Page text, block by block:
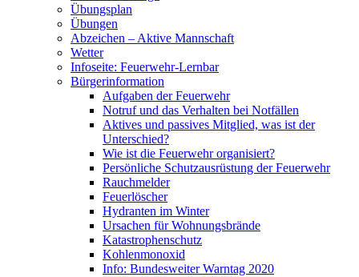
Übungsplan
Übungen
Abzeichen – Aktive Mannschaft
Wetter
Infoseite: Feuerwehr-Lernbar
Bürgerinformation
Aufgaben der Feuerwehr
Notruf und das Verhalten bei Notfällen
Aktives und passives Mitglied, was ist der
Unterschied?
Wie ist die Feuerwehr organisiert?
Persönliche Schutzausrüstung der Feuerwehr
Rauchmelder
Feuerlöscher
Hydranten im Winter
Ursachen für Wohnungsbrände
Katastrophenschutz
Kohlenmonoxid
Info: Bundesweiter Warntag 2020